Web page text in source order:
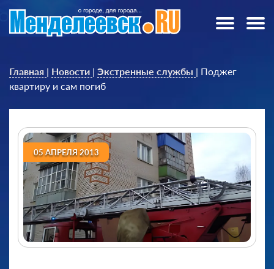
Главная | Новости | Экстренные службы | Поджег
квартиру и сам погиб
05 АПРЕЛЯ 2013